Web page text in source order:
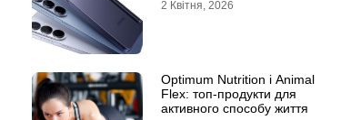
2 Квітня, 2026
Optimum Nutrition і Animal
Flex: топ-продукти для
активного способу життя